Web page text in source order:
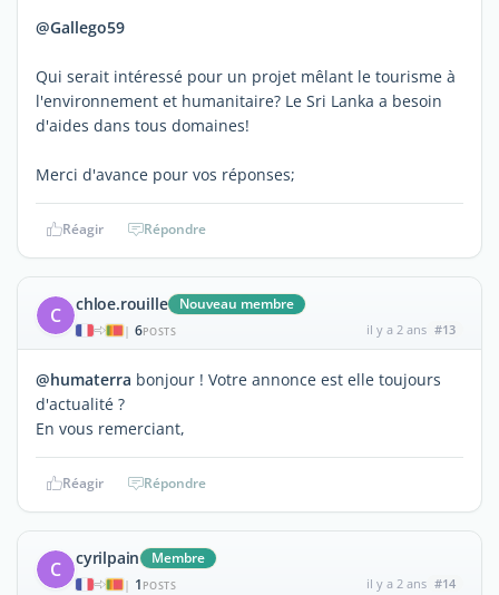
@Gallego59
Qui serait intéressé pour un projet mêlant le tourisme à
l'environnement et humanitaire? Le Sri Lanka a besoin
d'aides dans tous domaines!
Merci d'avance pour vos réponses;
Réagir Répondre
C chloe.rouille Nouveau membre
| 6POSTS il y a 2 ans #13
@humaterra bonjour ! Votre annonce est elle toujours
d'actualité ?
En vous remerciant,
Réagir Répondre
C cyrilpain Membre
| 1 POSTS il y a 2 ans #14